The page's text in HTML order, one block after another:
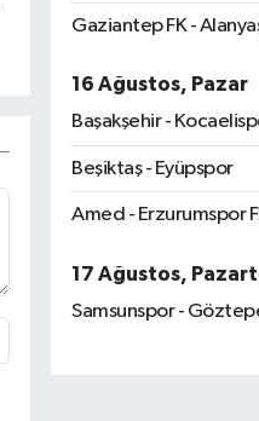
Gaziantep FK -
16 Ağustos, Pazar
Başakşehir -
Beşiktaş - Eyüpspor
Amed - Erzurumspor
17 Ağustos,
Samsunspor -